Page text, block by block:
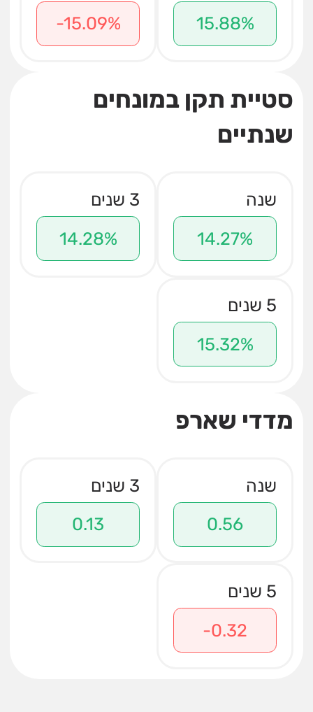
15.88%
-15.09%
סטיית תקן במונחים
שנתיים
שנה
14.27%
3 שנים
14.28%
5 שנים
15.32%
מדדי שארפ
שנה
0.56
3 שנים
0.13
5 שנים
-0.32